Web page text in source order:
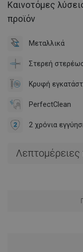
Καινοτόμες
προϊόν
Μεταλλικά
Στερεή
Κρυφή
PerfectClean
2 χρόνια
Λεπτομέρειες